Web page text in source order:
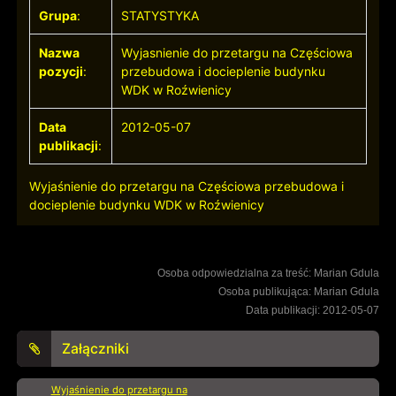
Grupa: STATYSTYKA
Nazwa
pozycji:
Wyjasnienie do przetargu na Częściowa
przebudowa i docieplenie budynku
WDK w Roźwienicy
Data
publikacji:
2012-05-07
Wyjaśnienie do przetargu na Częściowa przebudowa i
docieplenie budynku WDK w Roźwienicy
Osoba odpowiedzialna za treść: Marian Gdula
Osoba publikująca: Marian Gdula
Data publikacji: 2012-05-07
Załączniki
Wyjaśnienie do przetargu na